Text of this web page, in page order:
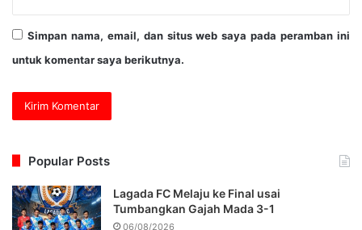
Simpan nama, email, dan situs web saya pada peramban ini
untuk komentar saya berikutnya.
Popular Posts
Lagada FC Melaju ke Final usai
Tumbangkan Gajah Mada 3-1
06/08/2026